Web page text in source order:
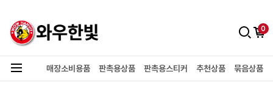
0
매장소비용품 판촉용상품 판촉용스티커 추천상품 묶음상품